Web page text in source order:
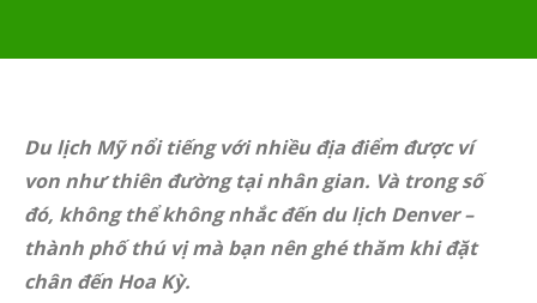
Du lịch Mỹ nổi tiếng với nhiều địa điểm được ví
von như thiên đường tại nhân gian. Và trong số
đó, không thể không nhắc đến du lịch Denver –
thành phố thú vị mà bạn nên ghé thăm khi đặt
chân đến Hoa Kỳ.